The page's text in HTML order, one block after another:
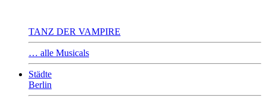
TANZ DER VAMPIRE
… alle Musicals
Städte
Berlin